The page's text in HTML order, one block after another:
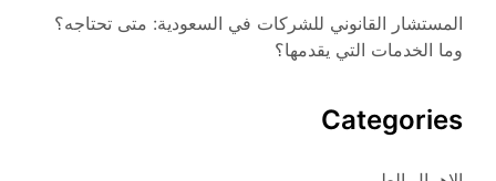
المستشار القانوني للشركات في السعودية: متى تحتاجه؟
وما الخدمات التي يقدمها؟
Categories